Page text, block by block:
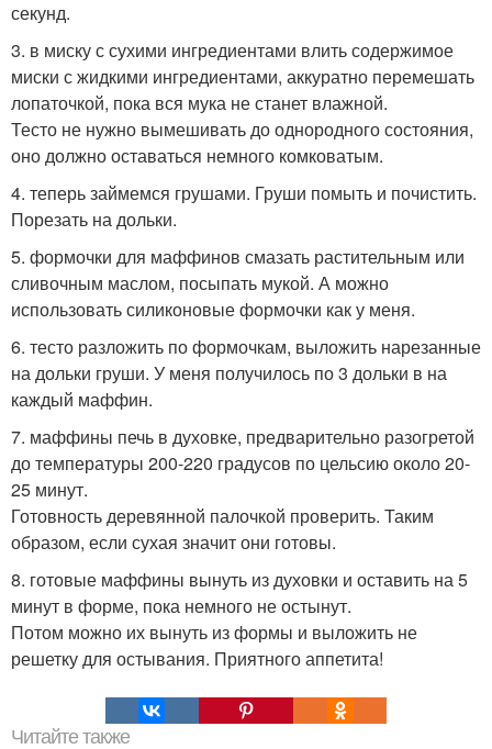
секунд.
3. в миску с сухими ингредиентами влить содержимое
миски с жидкими ингредиентами, аккуратно перемешать
лопаточкой, пока вся мука не станет влажной.
Тесто не нужно вымешивать до однородного состояния,
оно должно оставаться немного комковатым.
4. теперь займемся грушами. Груши помыть и почистить.
Порезать на дольки.
5. формочки для маффинов смазать растительным или
сливочным маслом, посыпать мукой. А можно
использовать силиконовые формочки как у меня.
6. тесто разложить по формочкам, выложить нарезанные
на дольки груши. У меня получилось по 3 дольки в на
каждый маффин.
7. маффины печь в духовке, предварительно разогретой
до температуры 200-220 градусов по цельсию около 20-
25 минут.
Готовность деревянной палочкой проверить. Таким
образом, если сухая значит они готовы.
8. готовые маффины вынуть из духовки и оставить на 5
минут в форме, пока немного не остынут.
Потом можно их вынуть из формы и выложить не
решетку для остывания. Приятного аппетита!
Читайте также